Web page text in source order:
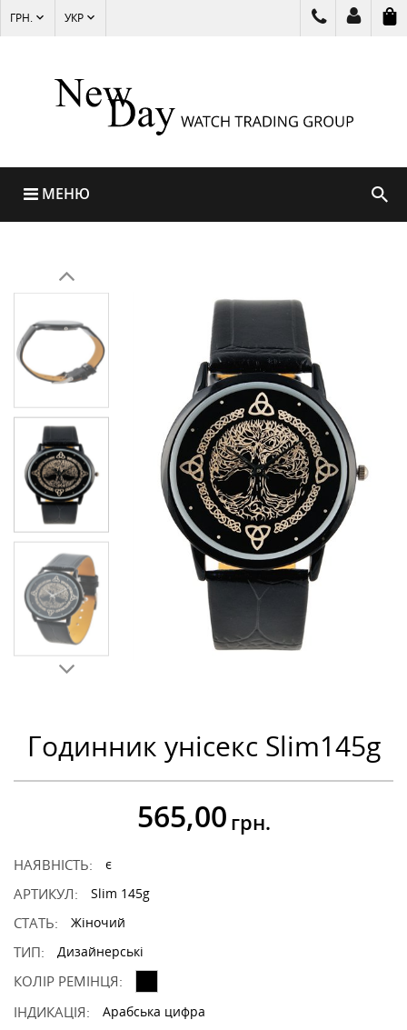
ГРН. УКР
МЕНЮ
Годинник унісекс Slim145g
565,00 грн.
НАЯВНІСТЬ: є
АРТИКУЛ: Slim 145g
СТАТЬ: Жіночий
ТИП: Дизайнерські
КОЛІР РЕМІНЦЯ:
ІНДИКАЦІЯ:
Арабська цифра